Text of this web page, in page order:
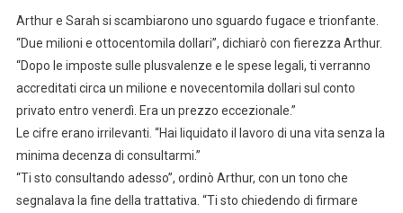
Arthur e Sarah si scambiarono uno sguardo fugace e trionfante.
“Due milioni e ottocentomila dollari”, dichiarò con fierezza Arthur.
“Dopo le imposte sulle plusvalenze e le spese legali, ti verranno
accreditati circa un milione e novecentomila dollari sul conto
privato entro venerdì. Era un prezzo eccezionale.”
Le cifre erano irrilevanti. “Hai liquidato il lavoro di una vita senza la
minima decenza di consultarmi.”
“Ti sto consultando adesso”, ordinò Arthur, con un tono che
segnalava la fine della trattativa. “Ti sto chiedendo di firmare